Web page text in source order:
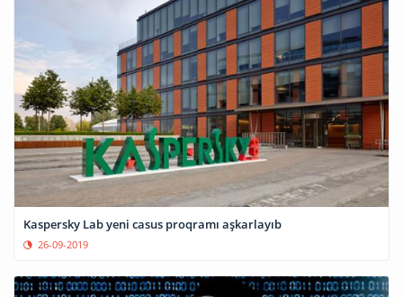
Kaspersky Lab yeni casus proqramı aşkarlayıb
26-09-2019